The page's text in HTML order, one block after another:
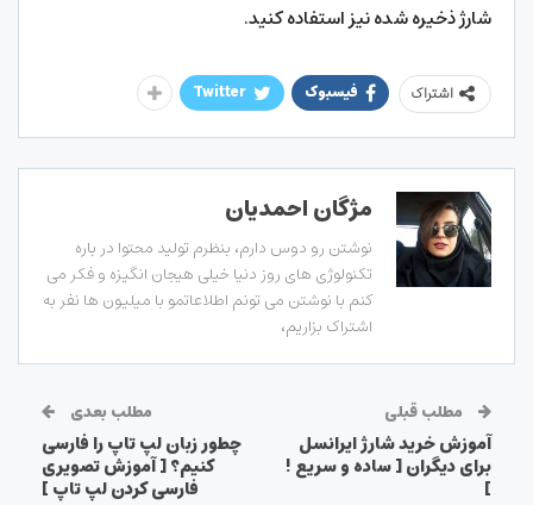
شارژ ذخیره شده نیز استفاده کنید.
اشتراک فیسبوک Twitter
مژگان احمدیان
نوشتن رو دوس دارم، بنظرم تولید محتوا در باره
تکنولوژی های روز دنیا خیلی هیجان انگیزه و فکر می
کنم با نوشتن می تونم اطلاعاتمو با میلیون ها نفر به
اشتراک بزاریم،
مطلب قبلی
آموزش خرید شارژ ایرانسل
برای دیگران [ ساده و سریع !
]
مطلب بعدی
چطور زبان لپ تاپ را فارسی
کنیم؟ [ آموزش تصویری
فارسی کردن لپ تاپ ]